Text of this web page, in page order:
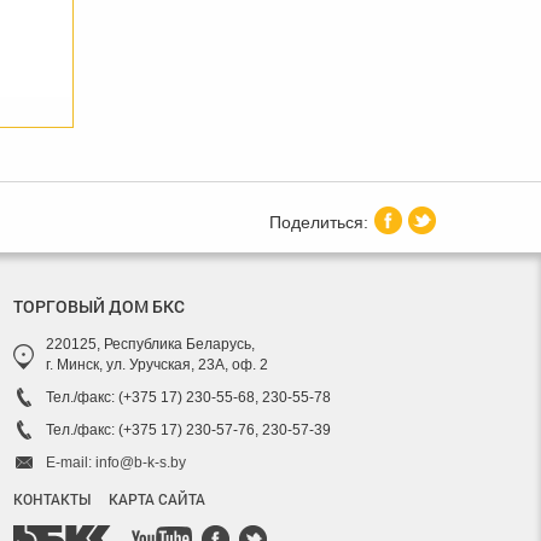
ТОРГОВЫЙ ДОМ БКС
220125, Республика Беларусь,
г. Минск, ул. Уручская, 23А, оф. 2
Тел./факс: (+375 17) 230-55-68, 230-55-78
Тел./факс: (+375 17) 230-57-76, 230-57-39
E-mail: info@b-k-s.by
КОНТАКТЫ КАРТА САЙТА